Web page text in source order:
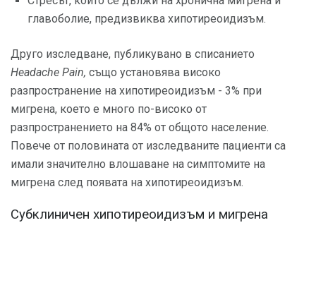
главоболие, предизвиква хипотиреоидизъм.
Друго изследване, публикувано в списанието
Headache Pain, също установява високо
разпространение на хипотиреоидизъм - 3% при
мигрена, което е много по-високо от
разпространението на 84% от общото население.
Повече от половината от изследваните пациенти са
имали значително влошаване на симптомите на
мигрена след появата на хипотиреоидизъм.
Субклиничен хипотиреоидизъм и мигрена